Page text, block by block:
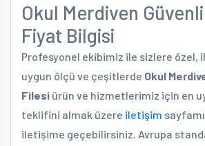
Okul Merdiven
Fiyat Bilgisi
Profesyonel ekibimiz ile sizlere özel,
uygun ölçü ve çeşitlerde Okul
Filesi ürün ve hizmetlerimiz için en
teklifini almak üzere iletişim
iletişime geçebilirsiniz. Avrupa